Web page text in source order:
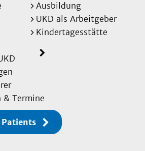
Ausbildung
UKD als Arbeitgeber
Kindertagesstätte
& Termine